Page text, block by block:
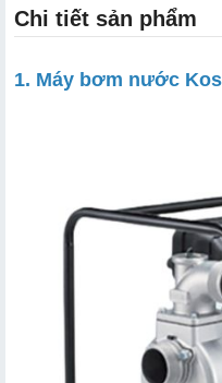
Chi tiết sản phẩm
1. Máy bơm nước